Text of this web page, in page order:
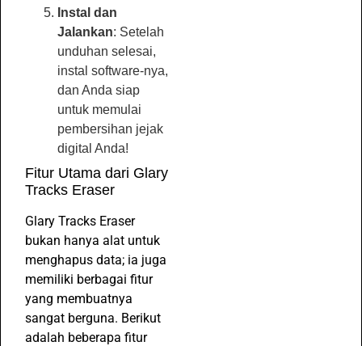
Instal dan
Jalankan: Setelah
unduhan selesai,
instal software-nya,
dan Anda siap
untuk memulai
pembersihan jejak
digital Anda!
Fitur Utama dari Glary
Tracks Eraser
Glary Tracks Eraser
bukan hanya alat untuk
menghapus data; ia juga
memiliki berbagai fitur
yang membuatnya
sangat berguna. Berikut
adalah beberapa fitur